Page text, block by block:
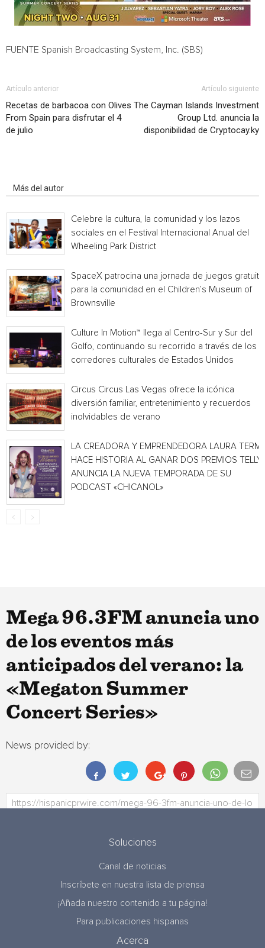
FUENTE Spanish Broadcasting System, Inc. (SBS)
Artículo anterior
Recetas de barbacoa con Olives
From Spain para disfrutar el 4
de julio
Artículo siguiente
The Cayman Islands Investment
Group Ltd. anuncia la
disponibilidad de Cryptocay.ky
Más del autor
Celebre la cultura, la comunidad y los lazos
sociales en el Festival Internacional Anual del
Wheeling Park District
SpaceX patrocina una jornada de juegos gratuita
para la comunidad en el Children’s Museum of
Brownsville
Culture In Motion™ llega al Centro-Sur y Sur del
Golfo, continuando su recorrido a través de los
corredores culturales de Estados Unidos
Circus Circus Las Vegas ofrece la icónica
diversión familiar, entretenimiento y recuerdos
inolvidables de verano
LA CREADORA Y EMPRENDEDORA LAURA
HACE HISTORIA AL GANAR DOS PREMIOS TELLY
ANUNCIA LA NUEVA TEMPORADA DE SU
PODCAST «CHICANOL»
Mega 96.3FM anuncia uno
de los eventos más
anticipados del verano: la
«Megaton Summer
Concert Series»
News provided by:
Soluciones
Canal de noticias
Inscríbete en nuestra lista de prensa
¡Añada nuestro contenido a tu página!
Para publicaciones hispanas
Acerca